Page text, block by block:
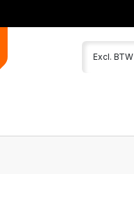
Excl. BTW